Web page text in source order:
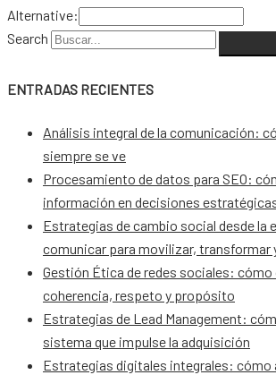
Alternative:
Search
ENTRADAS RECIENTES
Análisis integral de la comunicación:
siempre se ve
Procesamiento de datos para SEO:
información en decisiones
Estrategias de cambio social desde la
comunicar para movilizar, transformar
Gestión Ética de redes sociales:
coherencia, respeto y propósito
Estrategias de Lead Management:
sistema que impulse la adquisición
Estrategias digitales integrales: cómo